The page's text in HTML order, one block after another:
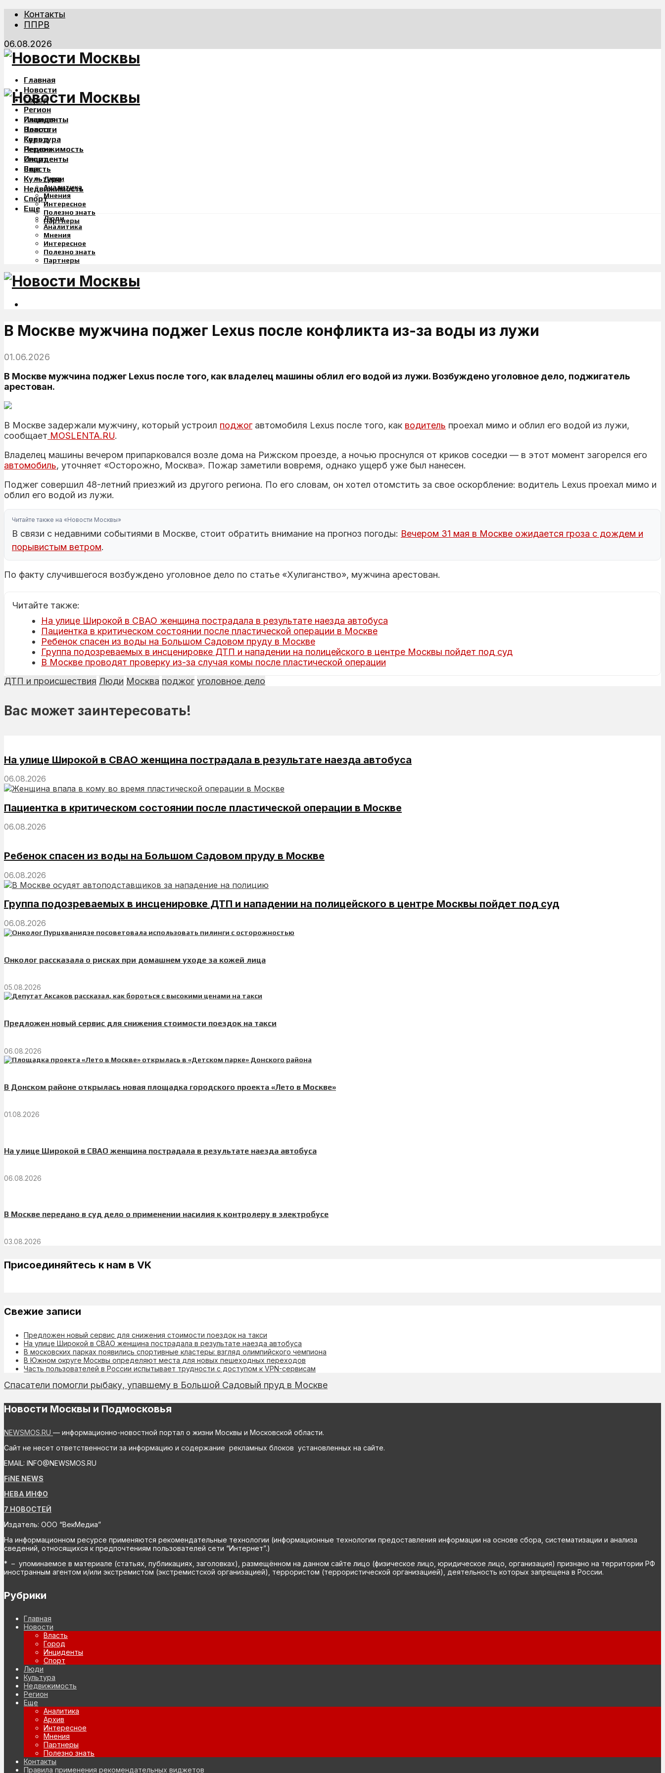
Контакты
ППРВ
06.08.2026
Главная
Новости
Город
Регион
Инциденты
Власть
Культура
Недвижимость
Спорт
Еще
Люди
Аналитика
Мнения
Интересное
Полезно знать
Партнеры
Главная
Новости
Город
Регион
Инциденты
Власть
Культура
Недвижимость
Спорт
Еще
Люди
Аналитика
Мнения
Интересное
Полезно знать
Партнеры
В Москве мужчина поджег Lexus после конфликта из-за воды из лужи
01.06.2026
В Москве мужчина поджег Lexus после того, как владелец машины облил его водой из лужи. Возбуждено уголовное дело, поджигатель
арестован.
В Москве задержали мужчину, который устроил поджогавтомобиля Lexus после того, как водитель проехал мимо и облил его водой из лужи,
сообщает MOSLENTA.RU.
Владелец машины вечером припарковался возле дома на Рижском проезде, а ночью проснулся от криков соседки — в этот момент загорелся его
автомобиль, уточняет «Осторожно, Москва». Пожар заметили вовремя, однако ущерб уже был нанесен.
Поджег совершил 48-летний приезжий из другого региона. По его словам, он хотел отомстить за свое оскорбление: водитель Lexus проехал мимо и
облил его водой из лужи.
Читайте также на «Новости Москвы»
В связи с недавними событиями в Москве, стоит обратить внимание на прогноз погоды: Вечером 31 мая в Москве ожидается гроза с дождем и
порывистым ветром.
По факту случившегося возбуждено уголовное дело по статье «Хулиганство», мужчина арестован.
Читайте также:
На улице Широкой в СВАО женщина пострадала в результате наезда автобуса
Пациентка в критическом состоянии после пластической операции в Москве
Ребенок спасен из воды на Большом Садовом пруду в Москве
Группа подозреваемых в инсценировке ДТП и нападении на полицейского в центре Москвы пойдет под суд
В Москве проводят проверку из-за случая комы после пластической операции
ДТП и происшествия Люди Москва поджог уголовное дело
Вас может заинтересовать!
На улице Широкой в СВАО женщина пострадала в результате наезда автобуса
06.08.2026
Пациентка в критическом состоянии после пластической операции в Москве
06.08.2026
Ребенок спасен из воды на Большом Садовом пруду в Москве
06.08.2026
Группа подозреваемых в инсценировке ДТП и нападении на полицейского в центре Москвы пойдет под суд
06.08.2026
Онколог рассказала о рисках при домашнем уходе за кожей лица
05.08.2026
Предложен новый сервис для снижения стоимости поездок на такси
06.08.2026
В Донском районе открылась новая площадка городского проекта «Лето в Москве»
01.08.2026
На улице Широкой в СВАО женщина пострадала в результате наезда автобуса
06.08.2026
В Москве передано в суд дело о применении насилия к контролеру в электробусе
03.08.2026
Присоединяйтесь к нам в VK
Свежие записи
Предложен новый сервис для снижения стоимости поездок на такси
На улице Широкой в СВАО женщина пострадала в результате наезда автобуса
В московских парках появились спортивные кластеры: взгляд олимпийского чемпиона
В Южном округе Москвы определяют места для новых пешеходных переходов
Часть пользователей в России испытывает трудности с доступом к VPN-сервисам
Спасатели помогли рыбаку, упавшему в Большой Садовый пруд в Москве
Новости Москвы и Подмосковья
NEWSMOS.RU — информационно-новостной портал о жизни Москвы и Московской области.
Сайт не несет ответственности за информацию и содержание рекламных блоков установленных на сайте.
EMAIL: INFO@NEWSMOS.RU
FiNE NEWS
НЕВА ИНФО
7 НОВОСТЕЙ
Издатель: ООО “ВекМедиа”
На информационном ресурсе применяются рекомендательные технологии (информационные технологии предоставления информации на основе сбора, систематизации и анализа
сведений, относящихся к предпочтениям пользователей сети “Интернет”.)
* – упоминаемое в материале (статьях, публикациях, заголовках), размещённом на данном сайте лицо (физическое лицо, юридическое лицо, организация) признано на территории РФ
иностранным агентом и/или экстремистом (экстремистской организацией), террористом (террористической организацией), деятельность которых запрещена в России.
Рубрики
Главная
Новости
Власть
Город
Инциденты
Спорт
Люди
Культура
Недвижимость
Регион
Еще
Аналитика
Архив
Интересное
Мнения
Партнеры
Полезно знать
Контакты
Правила применения рекомендательных виджетов